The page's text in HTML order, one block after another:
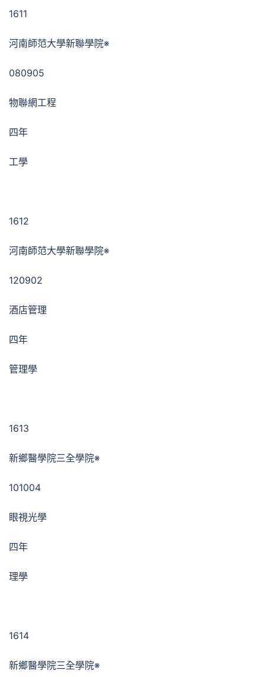
1611
河南師范大學新聯學院※
080905
物聯網工程
四年
工學
1612
河南師范大學新聯學院※
120902
酒店管理
四年
管理學
1613
新鄉醫學院三全學院※
101004
眼視光學
四年
理學
1614
新鄉醫學院三全學院※